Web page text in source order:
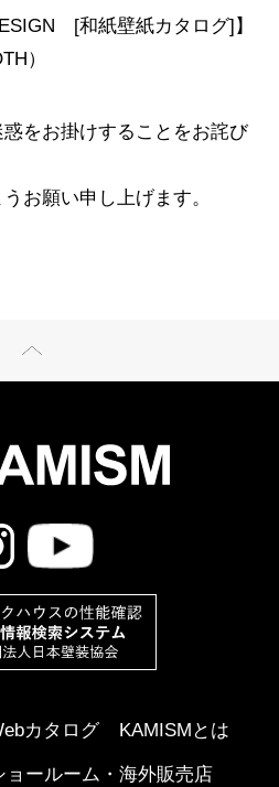
[和紙壁紙カタログ]】
）
をお掛けすることをお詫び
お願い申し上げます。
カタログ KAMISMとは
ョールーム・海外販売店